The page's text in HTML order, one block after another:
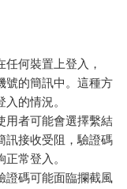
任何裝置上登入，
號的簡訊中。這種方
的情況。
用者可能會選擇繫結
訊接收受阻，驗證碼
常登入。
證碼可能面臨攔截風